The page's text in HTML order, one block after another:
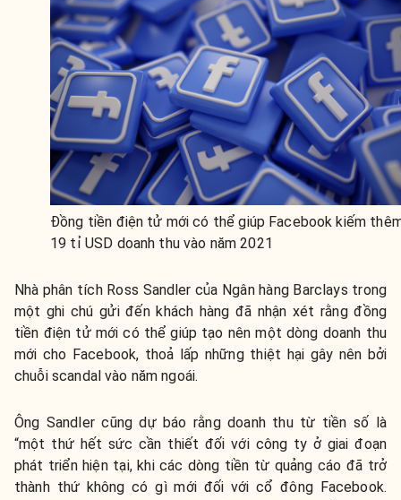
Đồng tiền điện tử mới có thể giúp Facebook kiếm
19 tỉ USD doanh thu vào năm 2021
Nhà phân tích Ross Sandler của Ngân hàng Barclays trong
một ghi chú gửi đến khách hàng đã nhận xét rằng đồng
tiền điện tử mới có thể giúp tạo nên một dòng doanh thu
mới cho Facebook, thoả lấp những thiệt hại gây nên bởi
chuỗi scandal vào năm ngoái.
Ông Sandler cũng dự báo rằng doanh thu từ tiền số là
“một thứ hết sức cần thiết đối với công ty ở giai đoạn
phát triển hiện tại, khi các dòng tiền từ quảng cáo đã trở
thành thứ không có gì mới đối với cổ đông Facebook.